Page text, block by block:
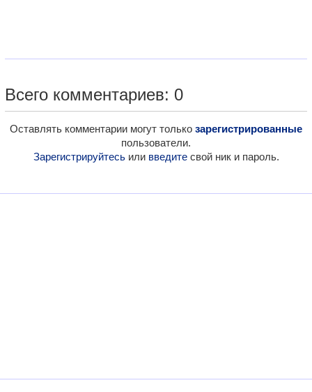
Всего комментариев: 0
Оставлять комментарии могут только зарегистрированные
пользователи.
Зарегистрируйтесьили введитесвой ник и пароль.